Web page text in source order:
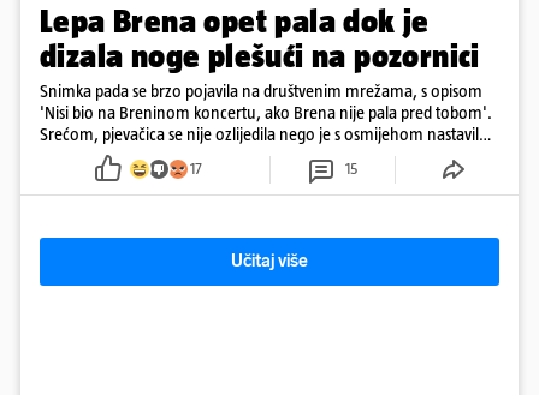
Lepa Brena opet pala dok je
dizala noge plešući na pozornici
Snimka pada se brzo pojavila na društvenim mrežama, s opisom
'Nisi bio na Breninom koncertu, ako Brena nije pala pred tobom'.
Srećom, pjevačica se nije ozlijedila nego je s osmijehom nastavila
17 15
Učitaj više